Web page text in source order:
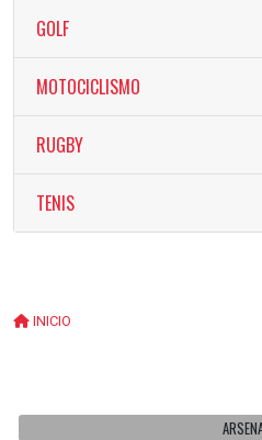
GOLF
MOTOCICLISMO
RUGBY
TENIS
INICIO